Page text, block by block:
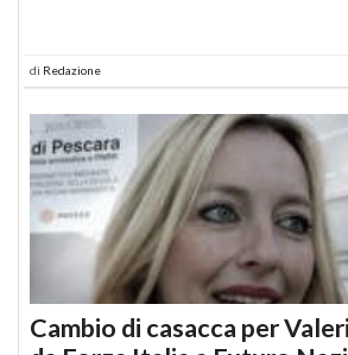
di Redazione
Cambio di casacca per